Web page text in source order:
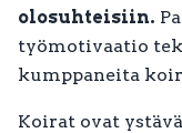
olosuhteisiin.
työmotivaatio
kumppaneita
Koirat ovat